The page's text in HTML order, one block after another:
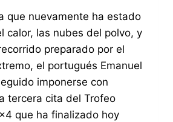
que nuevamente ha estado
calor, las nubes del polvo, y
preparado por el
el portugués Emanuel
imponerse con
tercera cita del Trofeo
que ha finalizado hoy